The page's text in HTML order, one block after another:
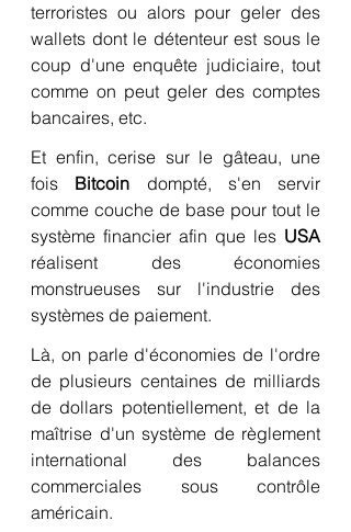
terroristes ou alors pour geler des
wallets dont le détenteur est sous le
coup d'une enquête judiciaire, tout
comme on peut geler des comptes
bancaires, etc.
Et enfin, cerise sur le gâteau, une
fois Bitcoin dompté, s'en servir
comme couche de base pour tout le
système financier afin que les USA
réalisent des économies
monstrueuses sur l'industrie des
systèmes de paiement.
Là, on parle d'économies de l'ordre
de plusieurs centaines de milliards
de dollars potentiellement, et de la
maîtrise d'un système de règlement
international des balances
commerciales sous contrôle
américain.